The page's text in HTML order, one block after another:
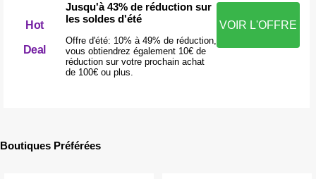
Hot
Deal
Jusqu'à 43% de réduction sur
les soldes d'été
Offre d'été: 10% à 49% de réduction,
vous obtiendrez également 10€ de
réduction sur votre prochain achat
de 100€ ou plus.
VOIR L'OFFRE
Boutiques Préférées